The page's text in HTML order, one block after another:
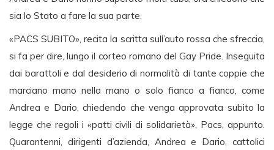
sia lo Stato a fare la sua parte.
«PACS SUBITO», recita la scritta sull’auto rossa che sfreccia,
si fa per dire, lungo il corteo romano del Gay Pride. Inseguita
dai barattoli e dal desiderio di normalità di tante coppie che
marciano mano nella mano o solo fianco a fianco, come
Andrea e Dario, chiedendo che venga approvata subito la
legge che regoli i «patti civili di solidarietà», Pacs, appunto.
Quarantenni, dirigenti d’azienda, Andrea e Dario, cattolici